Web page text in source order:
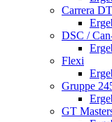
Carrera
DSC /
Flexi
Gruppe
GT